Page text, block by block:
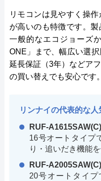
リモコンは見やすく操
が高いのも特徴です。製
一般的なエコジョーズ
ONE」まで、幅広い選
延長保証（3年）などア
の買い替えでも安心です。
リンナイの代表的な
RUF-A1615SAW(C)
16号オートタイプ
り・追いだき機能
RUF-A2005SAW(C)
20号オートタイ